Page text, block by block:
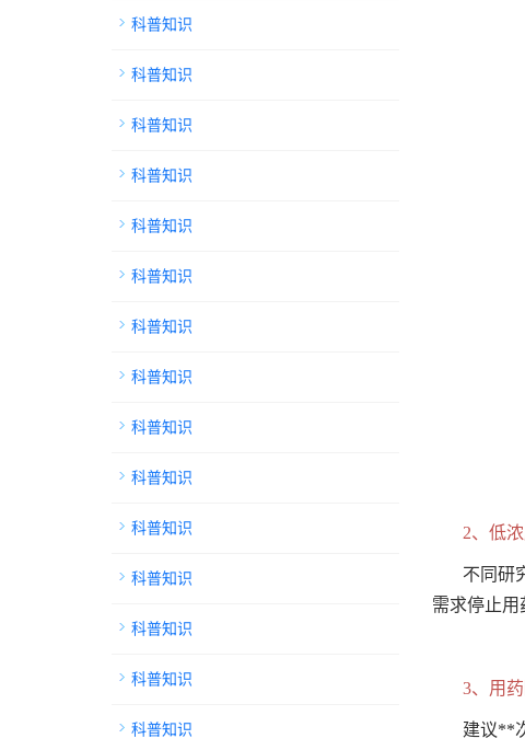
2、低
不同研
需求停止用
3、用
建议**
科普知识
科普知识
科普知识
科普知识
科普知识
科普知识
科普知识
科普知识
科普知识
科普知识
科普知识
科普知识
科普知识
科普知识
科普知识